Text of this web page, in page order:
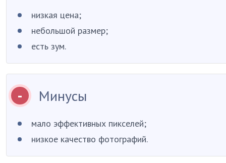
низкая цена;
небольшой размер;
есть зум.
Минусы
мало эффективных пикселей;
низкое качество фотографий.